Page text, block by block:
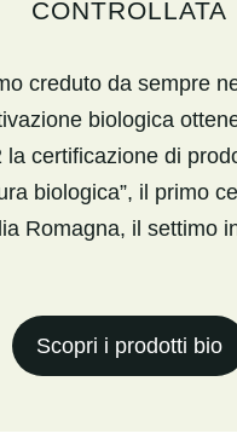
CONTROLLATA
creduto da sempre
biologica
la certificazione di
biologica”, il primo
Romagna, il settimo
Scopri i prodotti bio